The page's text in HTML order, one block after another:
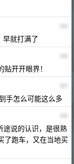
65
早就打满了
66
开开眼界！
67
手怎么可能这么多
68
途说的认识，是很熟
了跑车，又在当地买